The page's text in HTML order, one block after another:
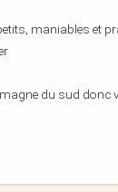
maniables et
du sud donc